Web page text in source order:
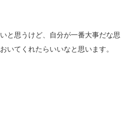
と思うけど、自分が一番大事だな思
いてくれたらいいなと思います。